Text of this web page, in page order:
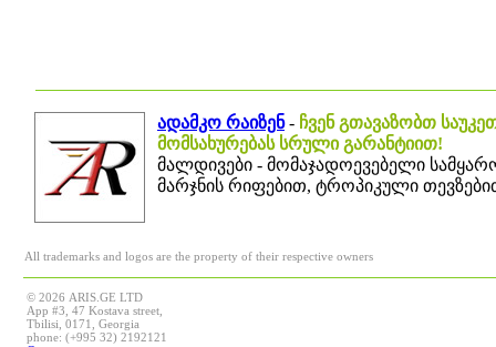
ადამკო რაიზენ- ჩვენ გთავაზობთ
მომსახურებას სრული გარანტიით!
მალდივები - მომაჯადოევებელი
მარჯნის რიფებით, ტროპიკული
All trademarks and logos are the property of their respective owners
© 2026 ARIS.GE LTD
App #3, 47 Kostava street,
Tbilisi, 0171, Georgia
phone: (+995 32) 2192121